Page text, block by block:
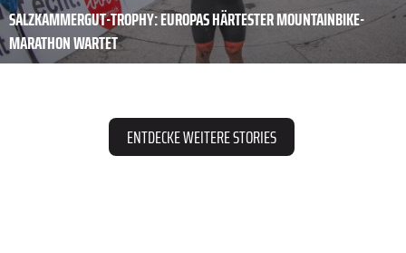
SALZKAMMERGUT-TROPHY: EUROPAS HÄRTESTER MOUNTAINBIKE-
MARATHON WARTET
ENTDECKE WEITERE STORIES